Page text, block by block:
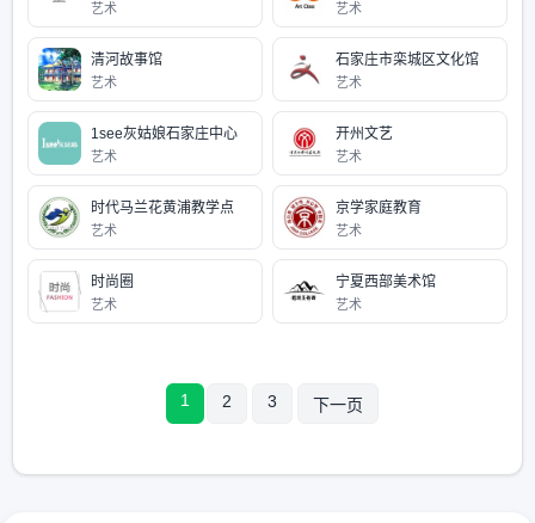
艺术 艺术
清河故事馆
艺术
石家庄市栾城区文化馆
艺术
1see灰姑娘石家庄中心
艺术
开州文艺
艺术
时代马兰花黄浦教学点
艺术
京学家庭教育
艺术
时尚圈
艺术
宁夏西部美术馆
艺术
1 2 3 下一页